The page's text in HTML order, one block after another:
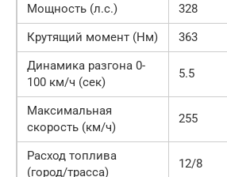
Мощность (л.с.)
328
Крутящий момент (Нм)
363
Динамика разгона 0-
100 км/ч (сек)
5.5
Максимальная
скорость (км/ч)
255
Расход топлива
(город/трасса)
12/8